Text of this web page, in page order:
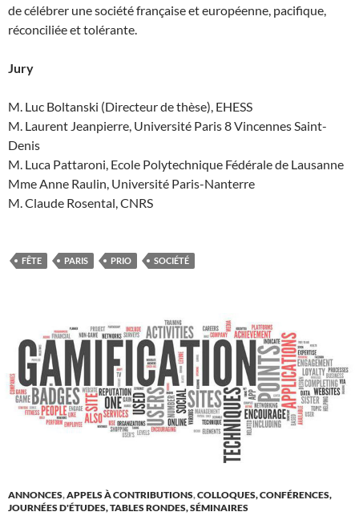
de célébrer une société française et européenne, pacifique,
réconciliée et tolérante.
Jury
M. Luc Boltanski (Directeur de thèse), EHESS
M. Laurent Jeanpierre, Université Paris 8 Vincennes Saint-
Denis
M. Luca Pattaroni, Ecole Polytechnique Fédérale de Lausanne
Mme Anne Raulin, Université Paris-Nanterre
M. Claude Rosental, CNRS
FÊTE PARIS PRIO SOCIÉTÉ
ANNONCES,APPELS À CONTRIBUTIONS,COLLOQUES, CONFÉRENCES,
JOURNÉES D'ÉTUDES, TABLES RONDES, SÉMINAIRES